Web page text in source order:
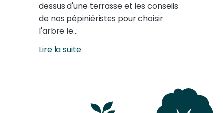
dessus d'une terrasse et les conseils
de nos pépiniéristes pour choisir
l'arbre le…
Lire la suite